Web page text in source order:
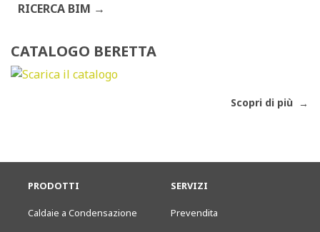
RICERCA BIM
CATALOGO BERETTA
Scopri di più
PRODOTTI
Caldaie a Condensazione
SERVIZI
Prevendita